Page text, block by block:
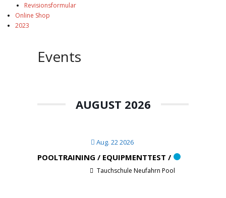
Revisionsformular
Online Shop
2023
Events
AUGUST 2026
Aug. 22 2026
POOLTRAINING / EQUIPMENTTEST /
Tauchschule Neufahrn Pool